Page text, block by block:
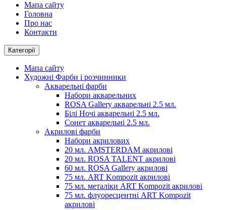
Мапа сайту
Головна
Про нас
Контакти
Категорії
Мапа сайту
Художні Фарби і розчинники
Акварельні фарби
Набори акварельних
ROSA Gallery акварельні 2.5 мл.
Білі Ночі акварельні 2.5 мл.
Сонет акварельні 2.5 мл.
Акрилові фарби
Набори акрилових
20 мл. AMSTERDAM акрилові
20 мл. ROSA TALENT акрилові
60 мл. ROSA Gallery акрилові
75 мл. ART Kompozit акрилові
75 мл. металіки ART Kompozit акрилові
75 мл. флуоресцентні ART Kompozit
акрилові